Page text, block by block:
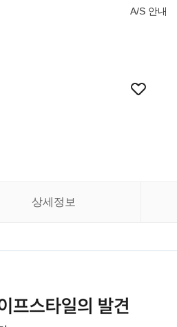
A/S 안내
상세정보